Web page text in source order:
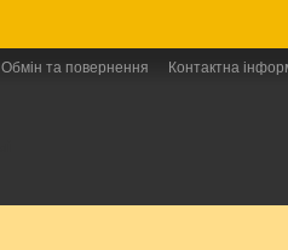
Обмін та повернення Контактна